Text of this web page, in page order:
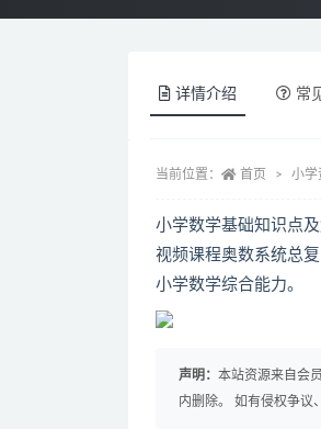
详情介绍 常
当前位置： 首页 小学
小学数学基础知识点
视频课程奥数系统总
小学数学综合能力。
声明： 本站资源来自会
内删除。 如有侵权争议